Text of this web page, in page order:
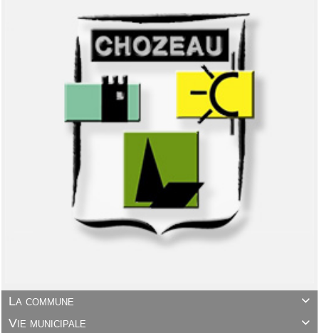

La commune

Vie municipale